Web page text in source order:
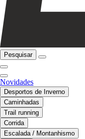
Pesquisar
Novidades
Desportos de Inverno
Caminhadas
Trail running
Corrida
Escalada / Montanhismo